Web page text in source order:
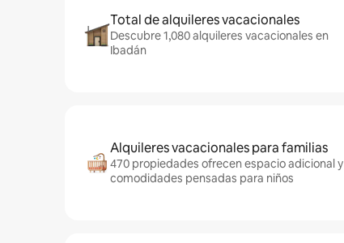
Total de alquileres vacacionales
Descubre 1,080 alquileres vacacionales en
Ibadán
Alquileres vacacionales para familias
470 propiedades ofrecen espacio adicional y
comodidades pensadas para niños